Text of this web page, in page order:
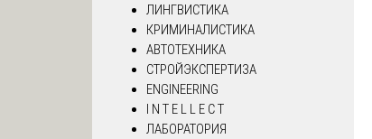
ЛИНГВИСТИКА
КРИМИНАЛИСТИКА
АВТОТЕХНИКА
СТРОЙЭКСПЕРТИЗА
ENGINEERING
I N T E L L E C T
ЛАБОРАТОРИЯ